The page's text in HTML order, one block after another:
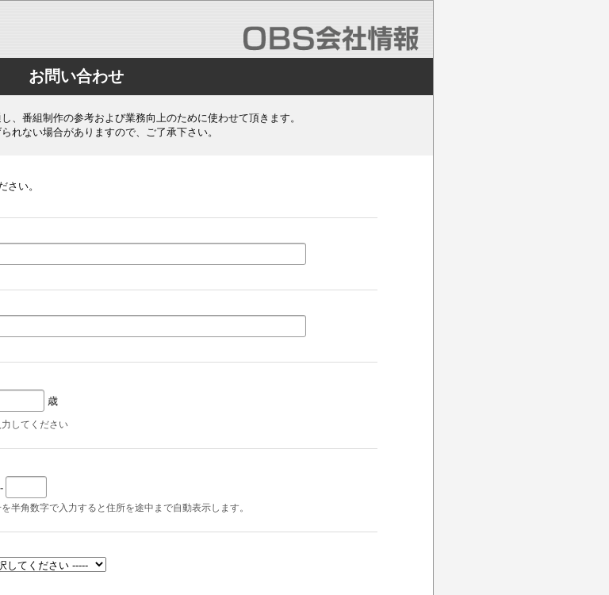
お問い合わせ
、番組制作の参考および業務向上のために使わせて頂きます。
れない場合がありますので、ご了承下さい。
さい。
歳
してください
-
半角数字で入力すると住所を途中まで自動表示します。